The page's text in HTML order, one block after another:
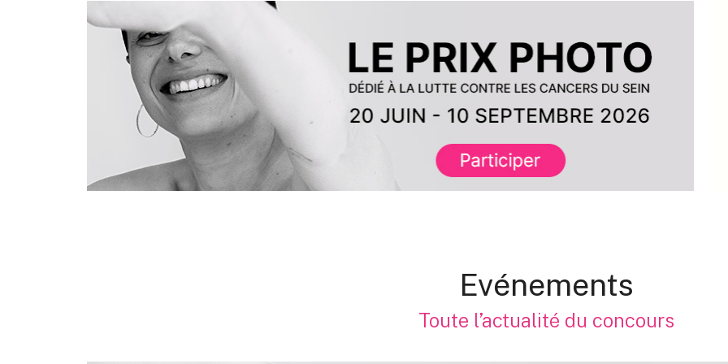
Evénements
Toute l’actualité du concours